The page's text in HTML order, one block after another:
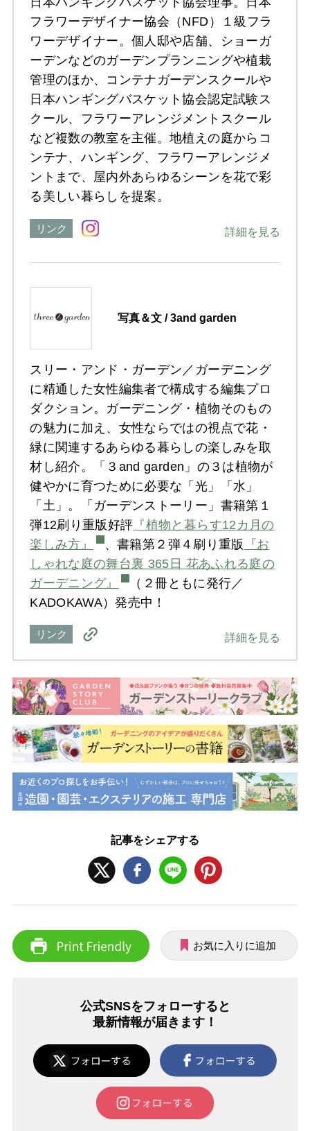
フラワーデザイナー協会（NFD）１級フラ
ワーデザイナー。個人邸や店舗、ショーガ
ーデンなどのガーデンプランニングや植栽
管理のほか、コンテナガーデンスクールや
日本ハンギングバスケット協会認定試験ス
クール、フラワーアレンジメントスクール
など複数の教室を主催。地植えの庭からコ
ンテナ、ハンギング、フラワーアレンジメ
ントまで、屋内外あらゆるシーンを花で彩
る美しい暮らしを提案。
リンク 詳細を見る
写真＆文 / 3and garden
スリー・アンド・ガーデン／ガーデニング
に精通した女性編集者で構成する編集プロ
ダクション。ガーデニング・植物そのもの
の魅力に加え、女性ならではの視点で花・
緑に関連するあらゆる暮らしの楽しみを取
材し紹介。「３and garden」の３は植物が
健やかに育つために必要な「光」「水」
「土」。「ガーデンストーリー」書籍第１
弾12刷り重版好評 『植物と暮らす12カ月の
楽しみ方』
、書籍第２弾４刷り重版
『お
しゃれな庭の舞台裏 365日 花あふれる庭の
ガーデニング』
（２冊ともに発行／
KADOKAWA）発売中！
リンク 詳細を見る
記事をシェアする
お気に入りに追加
公式SNSをフォローすると
最新情報が届きます！